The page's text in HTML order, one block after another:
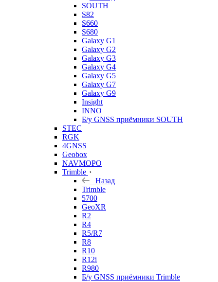
SOUTH
S82
S660
S680
Galaxy G1
Galaxy G2
Galaxy G3
Galaxy G4
Galaxy G5
Galaxy G7
Galaxy G9
Insight
INNO
Б/у GNSS приёмники SOUTH
STEC
RGK
4GNSS
Geobox
NAVMOPO
Trimble
Назад
Trimble
5700
GeoXR
R2
R4
R5/R7
R8
R10
R12i
R980
Б/у GNSS приёмники Trimble